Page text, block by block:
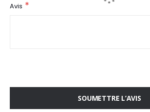
Avis
SOUMETTRE L’AVIS